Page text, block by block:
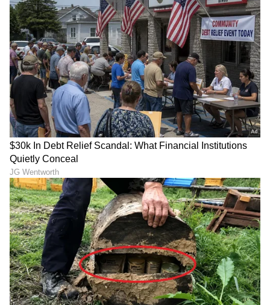
ಜೀವಸತ್ವಗಳು ಮತ್ತು ಖನಿಜಗಳಿಂದ ಸಮೃದ್ಧ
ಒಂದು ಬಟ್ಟಲು ಸೂಪ್ ಖನಿಜಗಳು ಮತ್ತು ಜೀವಸತ್ವಗಳ ಶಕ್ತಿ
ಕೇಂದ್ರ. ಅಡುಗೆ ಮಾಡುವಾಗ ತರಕಾರಿ ತಮ್ಮ ಕೆಲವು
ಪೋಷಕಾಂಶಗಳನ್ನು ಕಳೆದುಕೊಳ್ಳಬಹುದು. ಸೂಪ್
ತಯಾರಿಸುವಾಗ, ಎಲ್ಲಾ ತರಕಾರಿಗಳ ಪೋಷಕಾಂಶಗಳು
ಅವುಗಳಲ್ಲಿ ಕಂಡುಬರುತ್ತವೆ. ಮುಂದಿನ ಬಾರಿ ನೀವು ಸೂಪ್
ತಯಾರಿಸಿದಾಗ, ಅದಕ್ಕೆ ಸಾಕಷ್ಟು ತರಕಾರಿಗಳನ್ನು
(vegetable soup) ಸೇರಿಸಿ, ಇದರಿಂದ ಹೆಚ್ಚು
ಹೆಲ್ತಿಯಾಗಿರುತ್ತೆ.